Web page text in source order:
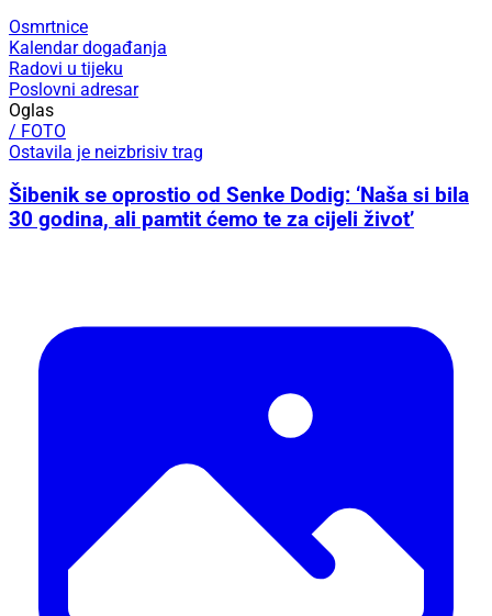
Osmrtnice
Kalendar događanja
Radovi u tijeku
Poslovni adresar
Oglas
/ FOTO
Ostavila je neizbrisiv trag
Šibenik se oprostio od Senke Dodig: ‘Naša si bila
30 godina, ali pamtit ćemo te za cijeli život’